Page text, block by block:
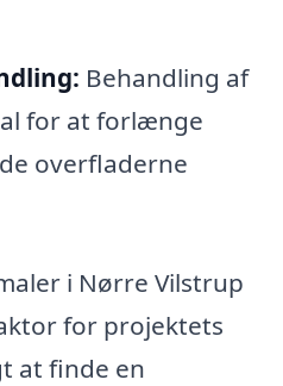
Behandling af
for at forlænge
overfladerne
i Nørre Vilstrup
for projektets
at finde en